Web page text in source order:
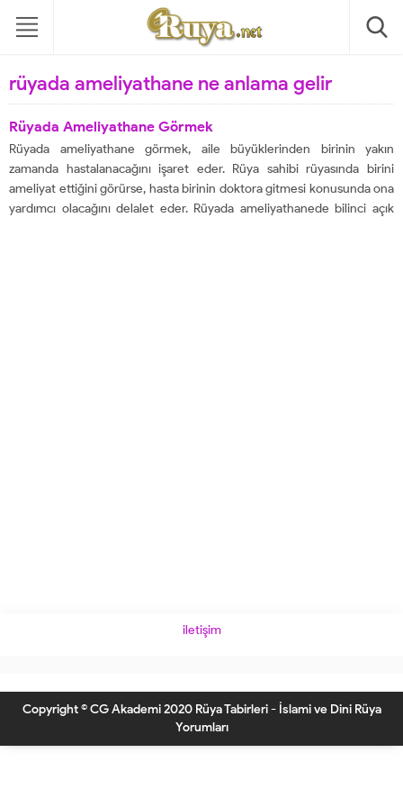
rüyada ameliyathane ne anlama gelir
Rüyada Ameliyathane Görmek
Rüyada ameliyathane görmek, aile büyüklerinden birinin yakın
zamanda hastalanacağını işaret eder. Rüya sahibi rüyasında birini
ameliyat ettiğini görürse, hasta birinin doktora gitmesi konusunda ona
yardımcı olacağını delalet eder. Rüyada ameliyathanede bilinci açık
iletişim
Copyright © CG Akademi 2020 Rüya Tabirleri - İslami ve Dini Rüya
Yorumları